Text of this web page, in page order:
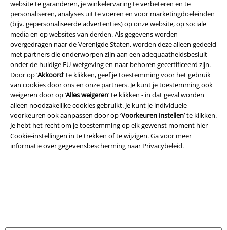
website te garanderen, je winkelervaring te verbeteren en te
personaliseren, analyses uit te voeren en voor marketingdoeleinden
(bijv. gepersonaliseerde advertenties) op onze website, op sociale
media en op websites van derden. Als gegevens worden
overgedragen naar de Verenigde Staten, worden deze alleen gedeeld
met partners die onderworpen zijn aan een adequaatheidsbesluit
onder de huidige EU-wetgeving en naar behoren gecertificeerd zijn.
Door op ‘Akkoord’ te klikken, geef je toestemming voor het gebruik
van cookies door ons en onze partners. Je kunt je toestemming ook
weigeren door op ‘Alles weigeren’ te klikken - in dat geval worden
alleen noodzakelijke cookies gebruikt. Je kunt je individuele
voorkeuren ook aanpassen door op ‘Voorkeuren instellen’ te klikken.
Je hebt het recht om je toestemming op elk gewenst moment hier
Cookie-instellingen in te trekken of te wijzigen. Ga voor meer
informatie over gegevensbescherming naar Privacybeleid.
Legal
Algemene Voorwaarden
Bedrijfsgegevens
Privacyverklaring
Verklaring van conformiteit
Informatie over toegankelijkheid